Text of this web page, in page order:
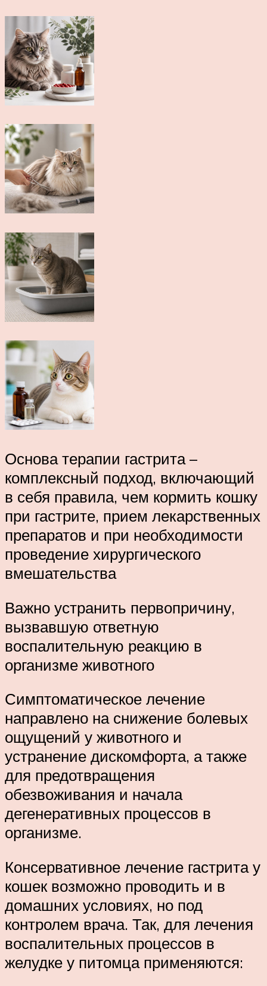
Основа терапии гастрита –
комплексный подход, включающий
в себя правила, чем кормить кошку
при гастрите, прием лекарственных
препаратов и при необходимости
проведение хирургического
вмешательства
Важно устранить первопричину,
вызвавшую ответную
воспалительную реакцию в
организме животного
Симптоматическое лечение
направлено на снижение болевых
ощущений у животного и
устранение дискомфорта, а также
для предотвращения
обезвоживания и начала
дегенеративных процессов в
организме.
Консервативное лечение гастрита у
кошек возможно проводить и в
домашних условиях, но под
контролем врача. Так, для лечения
воспалительных процессов в
желудке у питомца применяются: